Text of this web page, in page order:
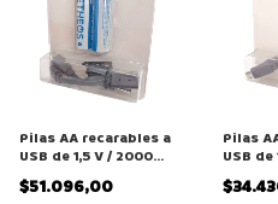
Pilas AA recarables a
USB de 1,5 V / 2000
mAh Etheos "APRI-
2000"
$51.096,00
Pilas
USB
Etheos